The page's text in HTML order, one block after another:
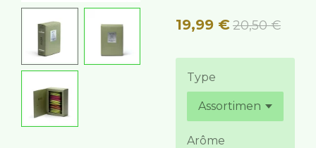
19,99 €20,50 €
Type
Arôme